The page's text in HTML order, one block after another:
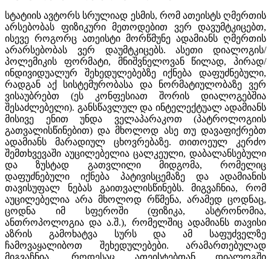
სტატიის ავტორს სრულიად ესმის, რომ ათეისტს ღმერთის
არსებობას ფიზიკური მეთოდებით ვერ დავუმტკიცებთ,
ისევე როგორც ათეისტი მორწმუნე ადამიანს ღმერთის
არარსებობას ვერ დაუმტკიცებს. ასეთი დიალოგის/
პოლემიკის ფორმატი, მნიშვნელოვან წილად, პირად/
ინდივიდუალურ შეხედულებებზე იქნება დაფუძნებული,
რადგან აქ სისტემურობასა და ნორმატიულობაზე ვერ
ვისაუბრებთ (ეს კონფესიათ შორის დიალოგებშია
შესაძლებელი). განსწავლულ და ინტელექტუალ ადამიანს
მისივე ენით უნდა ველაპარაკოთ (პატროლოგიის
გათვალისწინებით) და მხოლოდ ასე თუ დავაფიქრებთ
ადამიანს მარადიულ ცხოვრებაზე. თითოეულ კერძო
შემთხვევაში აუცილებელია ცალკეული, დაბალანსებული
და ზუსტად გათვლილი მიდგომა, რომელიც
დაფუძნებული იქნება პატივისცემაზე და ადამიანის
თავისუფალ ნებას გაითვალისწინებს. მიგვაჩნია, რომ
აუცილებელია არა მხოლოდ რწმენა, არამედ ცოდნაც,
ცოდნა იმ სფეროში (ფიზიკა, ასტრონომია,
ანთროპოლოგია და ა.შ.), რომელშიც ადამიანს თავისი
აზრის გამოხატვა სურს და ამ საფუძველზე
ჩამოვაყალიბოთ შეხედულებები. არამართებულად
მიგვაჩნია, როდესაც ათეისტებთან დიალოგში